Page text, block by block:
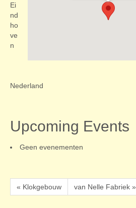
Ei
nd
ho
ve
n
Nederland
Upcoming Events
Geen evenementen
« Klokgebouw van Nelle Fabriek »